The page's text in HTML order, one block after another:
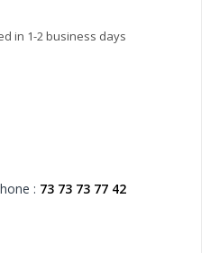
in 1-2 business days
: 73 73 73 77 42